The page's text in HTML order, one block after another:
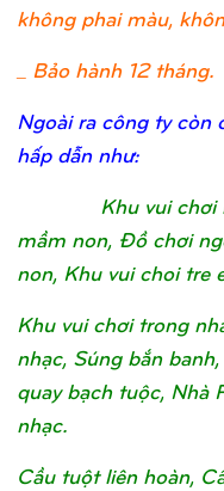
không phai màu,
_ Bảo hành 12 tháng.
Ngoài ra công ty còn
hấp dẫn như:
Khu vui
mầm non, Đồ chơi
non, Khu vui choi tre
Khu vui chơi trong
nhạc, Súng bắn
quay bạch tuộc, Nhà
nhạc.
Cầu tuột liên hoàn,